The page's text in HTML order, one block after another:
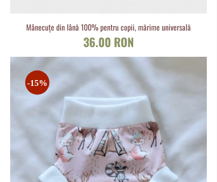
Mânecuțe din lână 100% pentru copii, mărime universală
36.00 RON
-15%